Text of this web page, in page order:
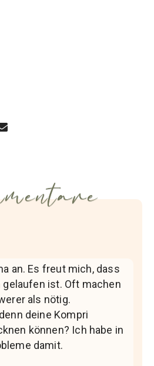
an. Es freut mich, dass
ist. Oft machen
als nötig.
deine Kompri
können? Ich habe in
damit.